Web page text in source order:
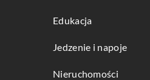
Edukacja
Jedzenie i napoje
Nieruchomości